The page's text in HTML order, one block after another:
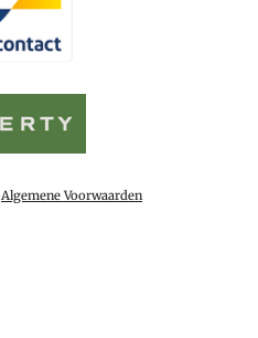
Algemene Voorwaarden